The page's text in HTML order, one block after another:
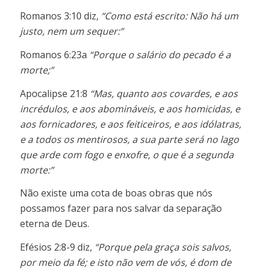
Romanos 3:10 diz, “Como está escrito: Não há um
justo, nem um sequer:”
Romanos 6:23a “Porque o salário do pecado é a
morte;”
Apocalipse 21:8 “Mas, quanto aos covardes, e aos
incrédulos, e aos abomináveis, e aos homicidas, e
aos fornicadores, e aos feiticeiros, e aos idólatras,
e a todos os mentirosos, a sua parte será no lago
que arde com fogo e enxofre, o que é a segunda
morte:”
Não existe uma cota de boas obras que nós
possamos fazer para nos salvar da separação
eterna de Deus.
Efésios 2:8-9 diz, “Porque pela graça sois salvos,
por meio da fé; e isto não vem de vós, é dom de